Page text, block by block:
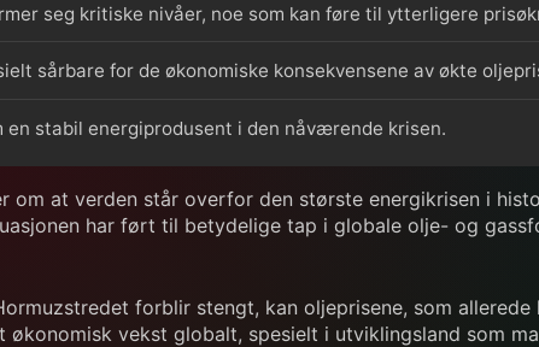
seg kritiske nivåer, noe som kan føre til ytterligere
sårbare for de økonomiske konsekvensene av økte
en stabil energiprodusent i den nåværende krisen.
om at verden står overfor den største energikrisen i
har ført til betydelige tap i globale olje- og
forblir stengt, kan oljeprisene, som
vekst globalt, spesielt i utviklingsland som